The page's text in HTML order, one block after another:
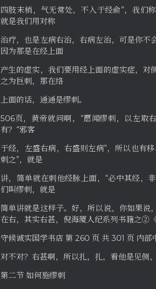
四肢末梢，气无常处，不入于经俞”，我们
就是我们用对称
治疗，也是左病右治，右病左治，可是你不
因为那是在经上面
产生的虚实，我们要用经上面的虚实症，对
之为巨刺，那在络
上面的话，通通是缪刺。
506页，黄帝就问啊，“愿闻缪刺，以左取
有？“邪客
于经，左盛右病，右盛则左病”，所以也有
刺之”，就是
讲，简单就在刺他经脉上面，“必中其经，
们叫缪刺，就是
简单讲就是这样子。好，所以说，你如果说
在右，其实右甚，倪海厦人纪系列书籍之②
守候诚实国学书店 第 260 页 共 301 页 内部
对不对？右甚啊，所以扎，扎，看他是见侧
第二节 如何施缪刺